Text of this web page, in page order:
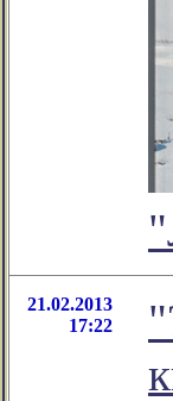
21.02.2013
17:22